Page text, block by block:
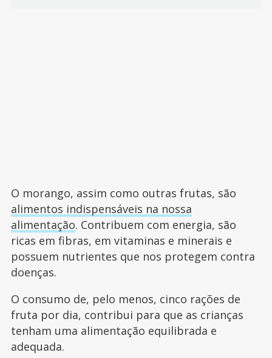
O morango, assim como outras frutas, são
alimentos indispensáveis na nossa
alimentação. Contribuem com energia, são
ricas em fibras, em vitaminas e minerais e
possuem nutrientes que nos protegem contra
doenças.
O consumo de, pelo menos, cinco rações de
fruta por dia, contribui para que as crianças
tenham uma alimentação equilibrada e
adequada.